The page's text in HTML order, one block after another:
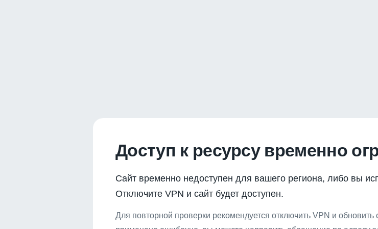
Доступ к ресурсу временно
Сайт временно недоступен для вашего региона, либо вы
Отключите VPN и сайт будет доступен.
Для повторной проверки рекомендуется отключить VPN и